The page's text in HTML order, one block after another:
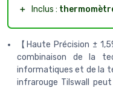
＋
Inclus :
【Haute Précision ±
combinaison de la
informatiques et de la
infrarouge Tilswall